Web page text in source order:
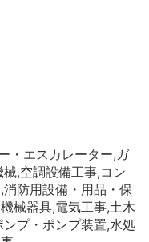
・エスカレーター,ガ
,空調設備工事,コン
防用設備・用品・保
械器具,電気工事,土木
プ・ポンプ装置,水処